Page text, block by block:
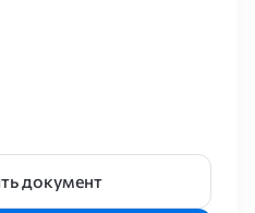
документ